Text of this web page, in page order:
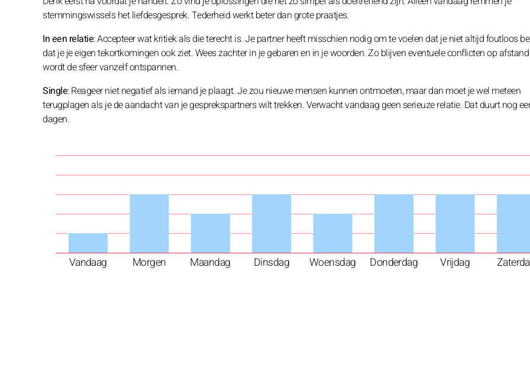
Vandaag Morgen Maandag Dinsdag Woensdag Donderdag Vrijdag
stemmingswissels het liefdesgesprek. Tederheid werkt beter dan grote praatjes.
In een relatie: Accepteer wat kritiek als die terecht is. Je partner heeft misschien nodig om te voelen dat je niet altijd foutloos
dat je je eigen tekortkomingen ook ziet. Wees zachter in je gebaren en in je woorden. Zo blijven eventuele conflicten op
wordt de sfeer vanzelf ontspannen.
Single: Reageer niet negatief als iemand je plaagt. Je zou nieuwe mensen kunnen ontmoeten, maar dan moet je wel meteen
terugplagen als je de aandacht van je gesprekspartners wilt trekken. Verwacht vandaag geen serieuze relatie. Dat duurt nog
dagen.